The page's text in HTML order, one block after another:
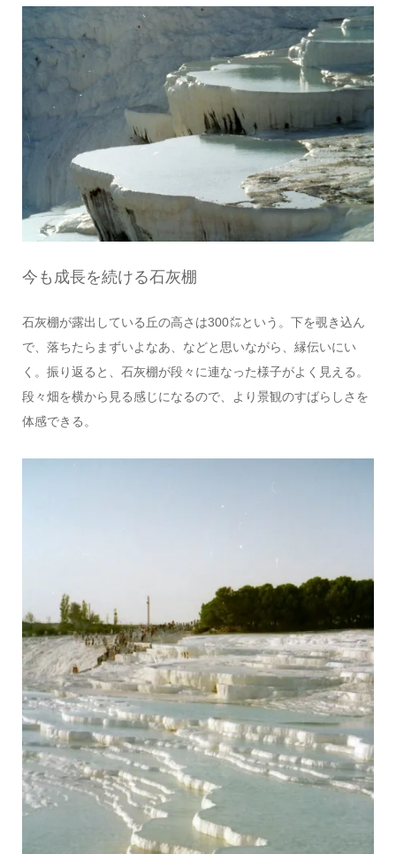
今も成長を続ける石灰棚
石灰棚が露出している丘の高さは300㍍という。下を覗き込ん
で、落ちたらまずいよなあ、などと思いながら、縁伝いにい
く。振り返ると、石灰棚が段々に連なった様子がよく見える。
段々畑を横から見る感じになるので、より景観のすばらしさを
体感できる。